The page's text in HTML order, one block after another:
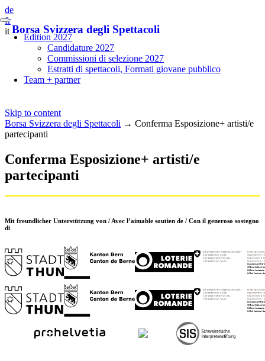
de
fr
it Borsa Svizzera degli Spettacoli
Skip to content
Edition 2027
Candidature 2027
Commissioni di selezione 2027
Estratti di spettacoli, Formati giovane pubblico
Team + partner
Borsa Svizzera degli Spettacoli → Conferma Esposizione+ artisti/e
partecipanti
Conferma Esposizione+ artisti/e
partecipanti
Mit freundlicher Unterstützung von / Avec l’aimable soutien de / Con il generoso sostegno
di